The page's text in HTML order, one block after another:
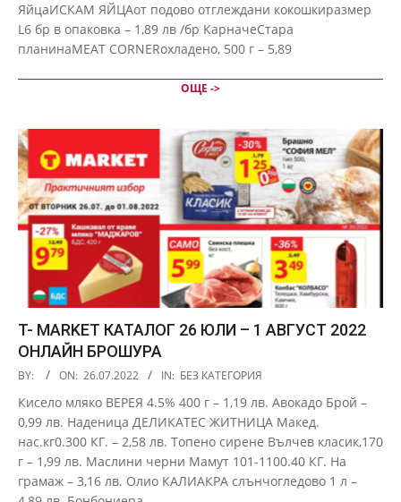
ЯйцаИСКАМ ЯЙЦАот подово отглеждани кокошкиразмер
L6 бр в опаковка – 1,89 лв /бр КарначеСтара
планинаMEAT CORNERохладено, 500 г – 5,89
ОЩЕ ->
T- MARKET КАТАЛОГ 26 ЮЛИ – 1 АВГУСТ 2022
ОНЛАЙН БРОШУРА
2022-
26
BY: ON: 26.07.2022 IN: БЕЗ КАТЕГОРИЯ
Кисело мляко ВЕРЕЯ 4.5% 400 г – 1,19 лв. Авокадо Брой –
0,99 лв. Наденица ДЕЛИКАТЕС ЖИТНИЦА Макед.
нас.кг0.300 КГ. – 2,58 лв. Топено сирене Вълчев класик,170
г – 1,99 лв. Маслини черни Мамут 101-1100.40 КГ. На
грамаж – 3,16 лв. Олио КАЛИАКРА слънчогледово 1 л –